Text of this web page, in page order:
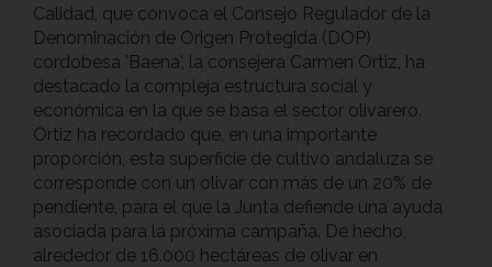
Calidad, que convoca el Consejo Regulador de la
Denominación de Origen Protegida (DOP)
cordobesa 'Baena', la consejera Carmen Ortiz, ha
destacado la compleja estructura social y
económica en la que se basa el sector olivarero.
Ortiz ha recordado que, en una importante
proporción, esta superficie de cultivo andaluza se
corresponde con un olivar con más de un 20% de
pendiente, para el que la Junta defiende una ayuda
asociada para la próxima campaña. De hecho,
alrededor de 16.000 hectáreas de olivar en